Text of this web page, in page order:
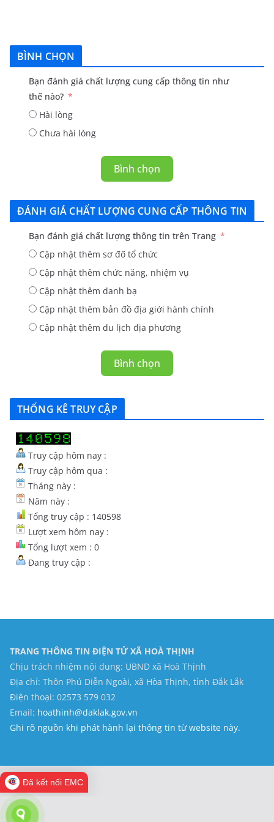
BÌNH CHỌN
Bạn đánh giá chất lượng cung cấp thông tin như
thế nào?
Hài lòng
Chưa hài lòng
Bình chọn
ĐÁNH GIÁ CHẤT LƯỢNG CUNG CẤP THÔNG TIN
Bạn đánh giá chất lượng thông tin trên Trang
Cập nhật thêm sơ đố tổ chức
Cập nhật thêm chức năng, nhiệm vụ
Cập nhật thêm danh bạ
Cập nhật thêm bản đồ địa giới hành chính
Cập nhật thêm du lịch địa phương
Bình chọn
THỐNG KÊ TRUY CẬP
Truy cập hôm nay :
Truy cập hôm qua :
Tháng này :
Năm này :
Tổng truy cập : 140598
Lượt xem hôm nay :
Tổng lượt xem : 0
Đang truy cập :
TRANG THÔNG TIN ĐIỆN TỬ XÃ HOÀ THỊNH
Chịu trách nhiệm nội dung: UBND xã Hoà Thịnh
Địa chỉ: Thôn Phú Diễn Ngoài, xã Hòa Thịnh, tỉnh Đắk Lắk
Điện thoại: 02573 579 032
Email: hoathinh@daklak.gov.vn
Ghi rõ nguồn khi phát hành lại thông tin từ website này.
Đã kết nối EMC